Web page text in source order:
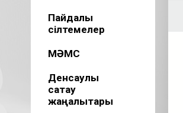
Пайдалы
сілтемелер
МӘМС
Денсаулық
сақтау
жаңалықтары